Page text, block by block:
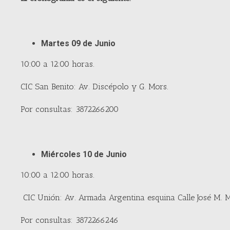
Martes 09 de Junio
10:00 a 12:00 horas.
CIC San Benito: Av. Discépolo y G. Mors.
Por consultas: 3872266200
Miércoles 10 de Junio
10:00 a 12:00 horas.
CIC Unión: Av. Armada Argentina esquina Calle José M.
Por consultas: 3872266246